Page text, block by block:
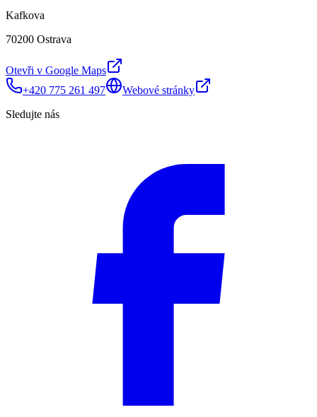
Kafkova
70200 Ostrava
Otevři v Google Maps
+420 775 261 497
Webové stránky
Sledujte nás